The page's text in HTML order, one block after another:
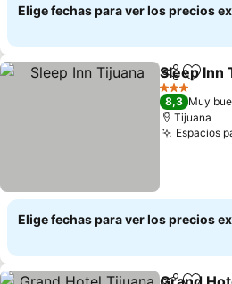
Elige fechas para ver los precios
Compartir
Sleep Inn
3 Estrellas
8,3 Muy
Tijuana
Espacios
Elige fechas para ver los precios